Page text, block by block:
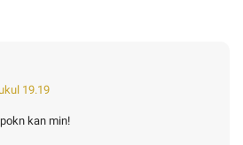
19.19
kan min!